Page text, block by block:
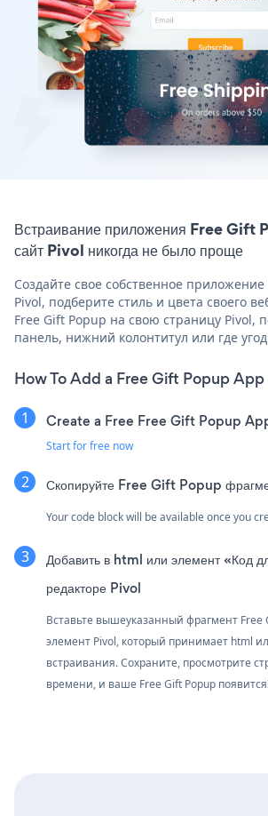
Встраивание приложения Free Gift
сайт Pivol никогда не было проще
Создайте свое собственное
Pivol, подберите стиль и цвета своего
Free Gift Popup на свою страницу Pivol,
панель, нижний колонтитул или где
How To Add a Free Gift Popup App
Create a Free Free Gift Popup
Start for free now
Скопируйте Free Gift Popup
Your code block will be available once you
Добавить в html или элемент «Код
редакторе Pivol
Вставьте вышеуказанный фрагмент Free
элемент Pivol, который принимает html
встраивания. Сохраните, просмотрите
времени, и ваше Free Gift Popup